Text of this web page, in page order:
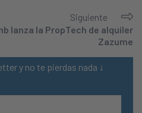
Siguiente
lanza la PropTech de alquiler
Zazume
y no te pierdas nada ↓